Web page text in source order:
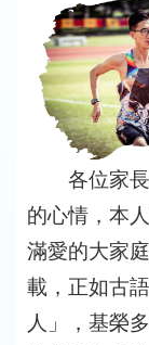
各位家長
的心情，本
滿愛的大家
載，正如古
人」，基榮